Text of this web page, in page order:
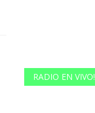
RADIO EN VIVO!